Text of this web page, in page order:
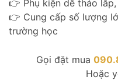
👉 Phụ kiện dễ tháo
👉 Cung cấp số lượng
trường học
Gọi đặt mua
Hoặc